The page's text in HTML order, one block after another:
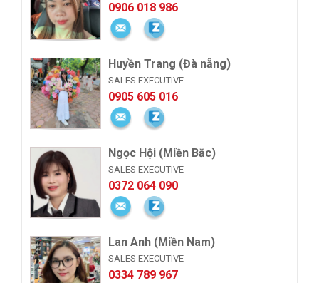
0906 018 986
Huyền Trang (Đà nẵng)
SALES EXECUTIVE
0905 605 016
Ngọc Hội (Miền Bắc)
SALES EXECUTIVE
0372 064 090
Lan Anh (Miền Nam)
SALES EXECUTIVE
0334 789 967